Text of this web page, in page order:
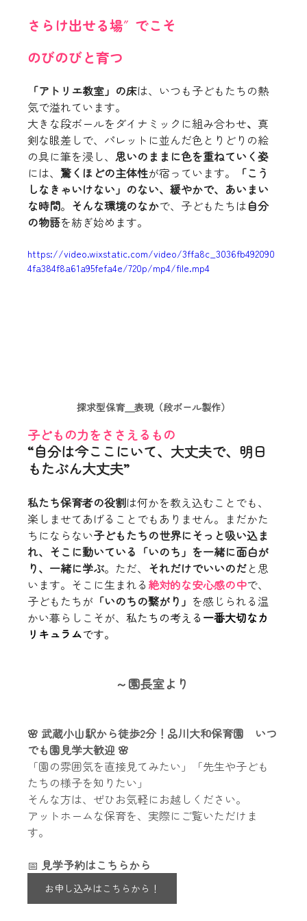
さらけ出せる場″でこそ
のびのびと育つ
「アトリエ教室」の床は、いつも子どもたちの熱
気で溢れています。
大きな段ボールをダイナミックに組み合わせ、 真
剣な眼差しで、パレットに並んだ色とりどりの絵
の具に筆を浸し、 思いのままに色を重ねていく姿
には、驚くほどの主体性が宿っています。
「こう
しなきゃいけない」のない、緩やかで、あいまい
な時間。 そんな環境のなかで、子どもたちは自分
の物語を紡ぎ始めます。
https://video.wixstatic.com/video/3ffa8c_3036fb492090
4fa384f8a61a95fefa4e/720p/mp4/file.mp4
探求型保育＿表現（段ボール製作）
子どもの力をささえるもの
“自分は今ここにいて、大丈夫で、明日
もたぶん大丈夫”
私たち保育者の役割は何かを教え込むことでも、
楽しませてあげることでもありません。まだかた
ちにならない子どもたちの世界にそっと吸い込ま
れ、そこに動いている「いのち」を一緒に面白が
り、一緒に学ぶ。ただ、 それだけでいいのだと思
います。そこに生まれる 絶対的な安心感の中で、
子どもたちが 「いのちの繋がり」 を感じられる温
かい暮らしこそが、私たちの考える 一番大切なカ
リキュラムです。
～園長室より
🌸 武蔵小山駅から徒歩2分！品川大和保育園　いつ
でも園見学大歓迎 🌸
「園の雰囲気を直接見てみたい」「先生や子ども
たちの様子を知りたい」
そんな方は、ぜひお気軽にお越しください。
アットホームな保育を、実際にご覧いただけま
す。
📅 見学予約はこちらから
お申し込みはこちらから！